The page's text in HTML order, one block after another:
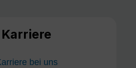
Karriere
bei uns